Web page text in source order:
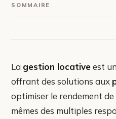
SOMMAIRE
La gestion locativeest
offrant des solutions aux
optimiser le rendement
mêmes des multiples